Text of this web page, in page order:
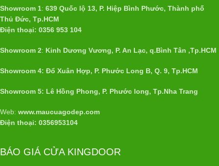
Showroom 1: 639 Quốc lộ 13, P. Hiệp Bình Phước, Thành phố
Thủ Đức, Tp.HCM
Điện thoại: 0356 953 104
Showroom 2: Kinh Dương Vương, P. An Lạc, q.Bình Tân ,Tp.HCM
Showroom 4: Đổ Xuân Hợp, P. Phước Long B, Q. 9, Tp.HCM
Showroom 5: Lê Hồng Phong, P. Phước long, Tp.Nha Trang
Web: www.maucuagodep.com
Điện thoại: 0356953104
BÁO GIÁ CỬA KINGDOOR